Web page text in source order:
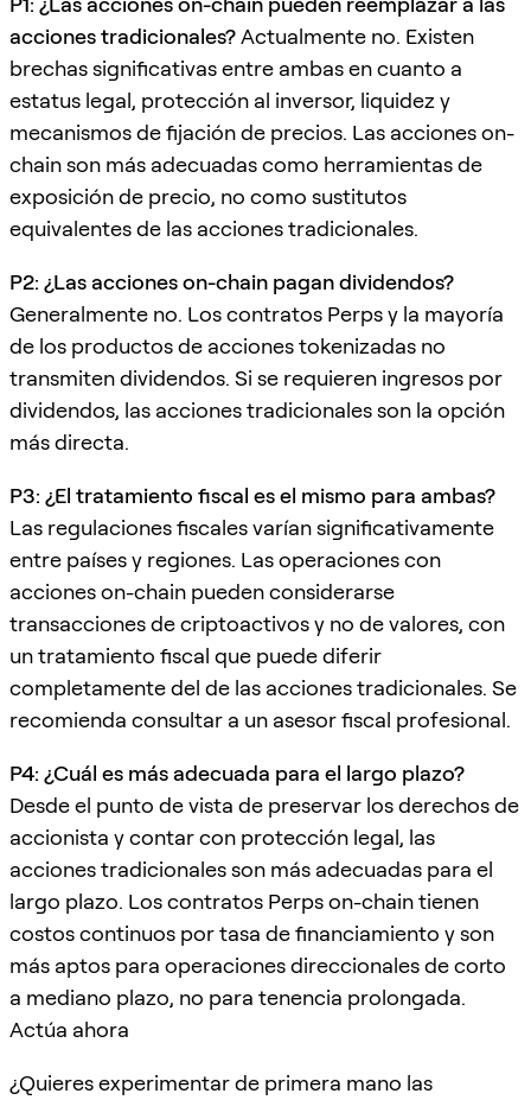
acciones tradicionales?Actualmente no. Existen
brechas significativas entre ambas en cuanto a
estatus legal, protección al inversor, liquidez y
mecanismos de fijación de precios. Las acciones on-
chain son más adecuadas como herramientas de
exposición de precio, no como sustitutos
equivalentes de las acciones tradicionales.
P2: ¿Las acciones on-chain pagan dividendos?
Generalmente no. Los contratos Perps y la mayoría
de los productos de acciones tokenizadas no
transmiten dividendos. Si se requieren ingresos por
dividendos, las acciones tradicionales son la opción
más directa.
P3: ¿El tratamiento fiscal es el mismo para ambas?
Las regulaciones fiscales varían significativamente
entre países y regiones. Las operaciones con
acciones on-chain pueden considerarse
transacciones de criptoactivos y no de valores, con
un tratamiento fiscal que puede diferir
completamente del de las acciones tradicionales. Se
recomienda consultar a un asesor fiscal profesional.
P4: ¿Cuál es más adecuada para el largo plazo?
Desde el punto de vista de preservar los derechos de
accionista y contar con protección legal, las
acciones tradicionales son más adecuadas para el
largo plazo. Los contratos Perps on-chain tienen
costos continuos por tasa de financiamiento y son
más aptos para operaciones direccionales de corto
a mediano plazo, no para tenencia prolongada.
Actúa ahora
¿Quieres experimentar de primera mano las